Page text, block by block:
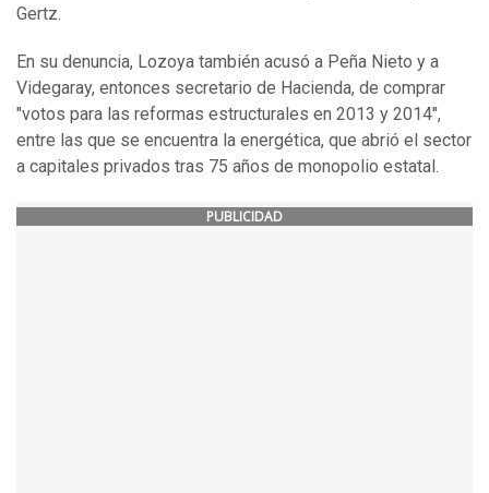
Gertz.
En su denuncia, Lozoya también acusó a Peña Nieto y a
Videgaray, entonces secretario de Hacienda, de comprar
"votos para las reformas estructurales en 2013 y 2014",
entre las que se encuentra la energética, que abrió el sector
a capitales privados tras 75 años de monopolio estatal.
PUBLICIDAD